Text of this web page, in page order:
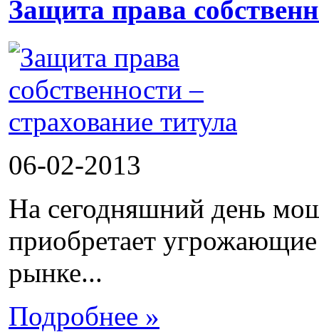
Защита права
06-02-2013
На сегодняшний день
приобретает
рынке...
Подробнее »